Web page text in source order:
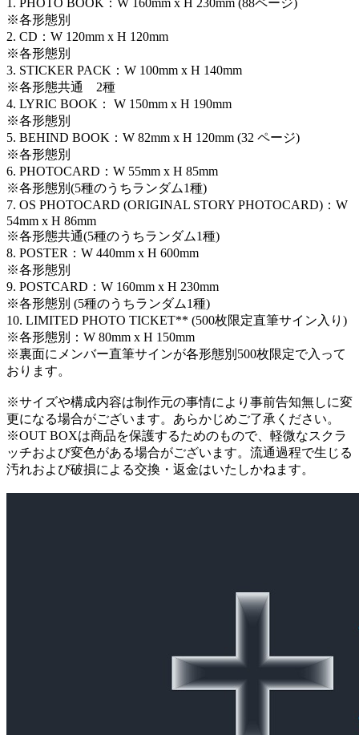
※各形態別
2. CD：W 120mm x H 120mm
※各形態別
3. STICKER PACK：W 100mm x H 140mm
※各形態共通 2種
4. LYRIC BOOK： W 150mm x H 190mm
※各形態別
5. BEHIND BOOK：W 82mm x H 120mm (32 ページ)
※各形態別
6. PHOTOCARD：W 55mm x H 85mm
※各形態別(5種のうちランダム1種)
7. OS PHOTOCARD (ORIGINAL STORY PHOTOCARD)：W
54mm x H 86mm
※各形態共通(5種のうちランダム1種)
8. POSTER：W 440mm x H 600mm
※各形態別
9. POSTCARD：W 160mm x H 230mm
※各形態別 (5種のうちランダム1種)
10. LIMITED PHOTO TICKET** (500枚限定直筆サイン入り)
※各形態別：W 80mm x H 150mm
※裏面にメンバー直筆サインが各形態別500枚限定で入って
おります。
※サイズや構成内容は制作元の事情により事前告知無しに変
更になる場合がございます。あらかじめご了承ください。
※OUT BOXは商品を保護するためのもので、軽微なスクラ
ッチおよび変色がある場合がございます。流通過程で生じる
汚れおよび破損による交換・返金はいたしかねます。